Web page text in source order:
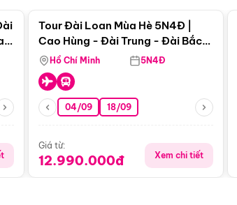
Tour Đài Loan Mùa Hè 5N4Đ |
Cao Hùng - Đài Trung - Đài Bắc
(Bay Vj)
Hồ Chí Minh 5N4Đ
04/09 18/09
Giá từ:
12.990.000đ Xem chi tiết